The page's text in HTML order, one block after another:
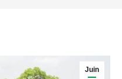
Juin